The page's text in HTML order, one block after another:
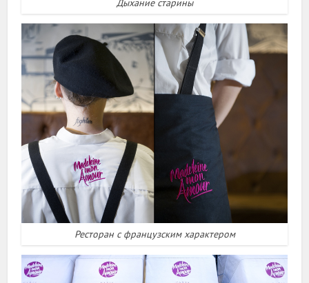
Дыхание старины
Ресторан с французским характером